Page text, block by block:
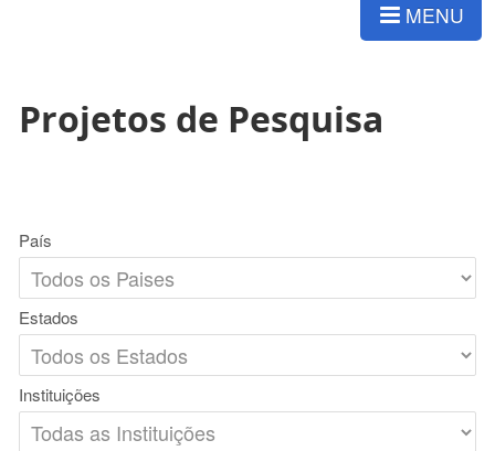
MENU
Projetos de Pesquisa
País
Estados
Instituições